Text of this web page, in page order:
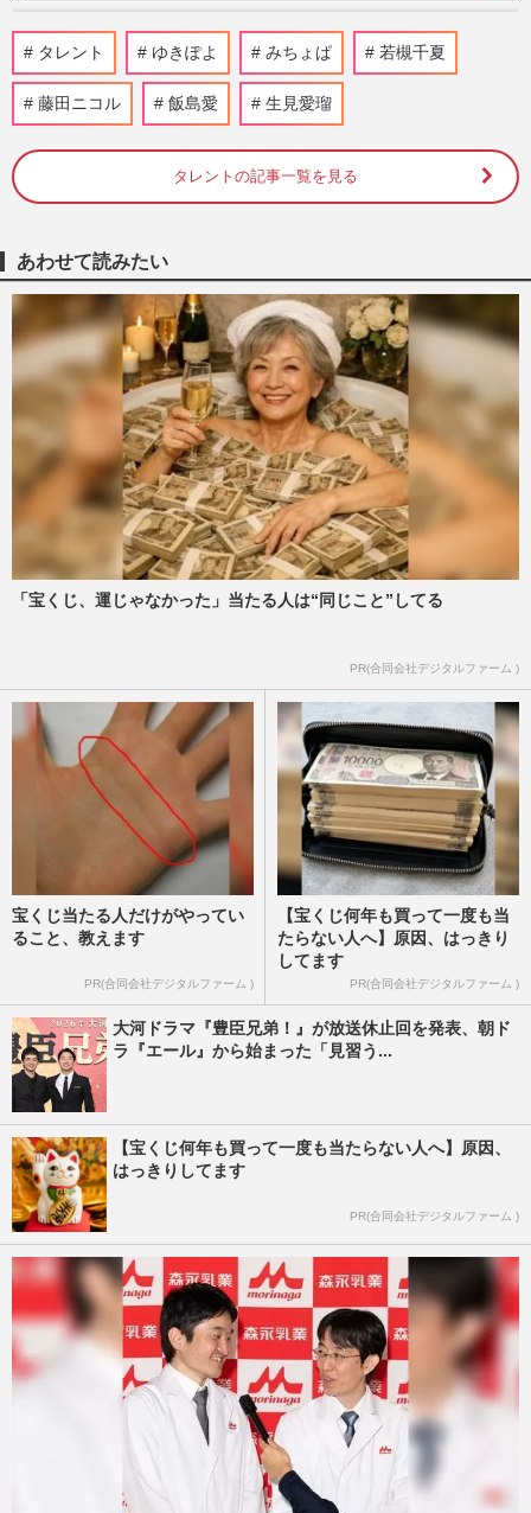
米倉涼子の自宅を麻薬取締部がガサ入れ報
道、「私はやってない」片瀬那奈とゆきぽ
よに通じる恋人からの“ト…
週刊女性PRIME
misonoが『ぐるナイ』で前髪ぱっつんの
大胆イメチェンも本人困惑、「どう見ても
週刊女性PRIME
ゆきぽよ『愛のハイエナ』で見せた別人級
激変に視聴者驚愕、矢部浩之は「“ぽよ”っ
て言いにくい」と絶賛
週刊女性PRIME 2025/3/14
【ゆきぽよ】何した？ 激変イメチェンで
現在の姿に驚きの声
週刊女性PRIME
ゆきぽよ「ギャル飽きた」で“清楚化”が話
2024/6/8
タレント ゆきぽよ みちょぱ 若槻千夏
藤田ニコル 飯島愛 生見愛瑠
タレントの記事一覧を見る
あわせて読みたい
「宝くじ、運じゃなかった」当たる人は“同じこと”してる
PR(合同会社デジタルファーム )
宝くじ当たる人だけがやってい
ること、教えます
PR(合同会社デジタルファーム )
【宝くじ何年も買って一度も当
たらない人へ】原因、はっきり
してます
PR(合同会社デジタルファーム )
大河ドラマ『豊臣兄弟！』が放送休止回を発表、朝ド
ラ『エール』から始まった「見習う...
【宝くじ何年も買って一度も当たらない人へ】原因、
はっきりしてます
PR(合同会社デジタルファーム )